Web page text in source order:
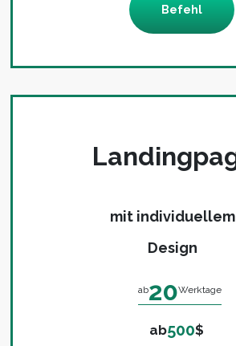
Befehl
mit individuellem
Design
ab20Werktage
ab500$